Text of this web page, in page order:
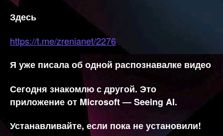
Здесь
https://t.me/zrenianet/2276
Я уже писала об одной распознавалке видео
Сегодня знакомлю с другой. Это
приложение от Microsoft — Seeing AI.
Устанавливайте, если пока не установили!